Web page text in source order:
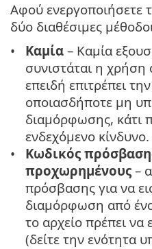
Αφού ενεργοποιήσετε
δύο διαθέσιμες
Καμία – Καμία
συνιστάται η
επειδή επιτρέπει
οποιασδήποτε μη
διαμόρφωσης, κάτι
ενδεχόμενο κίνδυνο.
Κωδικός
προχωρημένους –
πρόσβασης για να
διαμόρφωση από
το αρχείο πρέπει να
(δείτε την ενότητα